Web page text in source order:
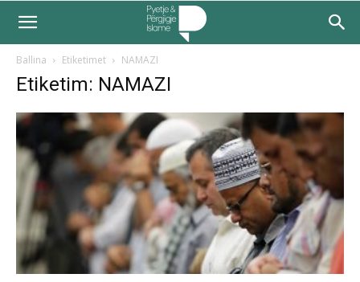
Ballina Etiketimet NAMAZI
Etiketim: NAMAZI